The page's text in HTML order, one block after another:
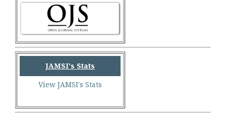
JAMSI's Stats
View JAMSI's Stats